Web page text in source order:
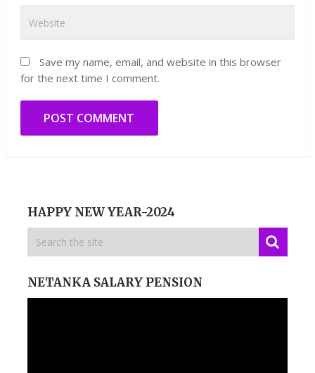
Save my name, email, and website in this browser
for the next time I comment.
HAPPY NEW YEAR-2024
NETANKA SALARY PENSION